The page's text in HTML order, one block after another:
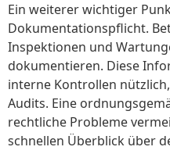
Ein weiterer wichtiger
Dokumentationspflicht.
Inspektionen und
dokumentieren. Diese
interne Kontrollen
Audits. Eine
rechtliche Probleme
schnellen Überblick über